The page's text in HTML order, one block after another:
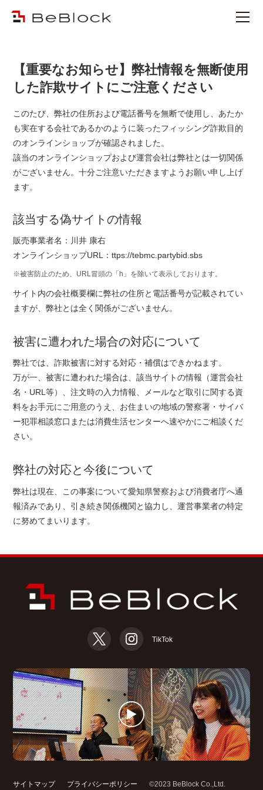
【重要なお知らせ】弊社情報を無断使用
した詐欺サイトにご注意ください
このたび、弊社の住所および電話番号を無断で使用し、あたか
も実在する会社であるかのように装ったフィッシング詐欺目的
のオンラインショップが確認されました。
該当のオンラインショップおよび運営会社は弊社とは一切関係
がございません。十分ご注意いただきますようお願い申し上げ
ます。
該当する偽サイトの情報
販売事業者名：川井 康右
オンラインショップURL：ttps://tebmc.partybid.sbs
※被害防止のため、URL冒頭の「h」を除いて表示しております。
サイト内の会社概要欄に弊社の住所と電話番号が記載されてい
ますが、弊社とは全く関係がございません。
被害に遭われた場合の対応について
弊社では、詐欺被害に対する対応・補償はできかねます。
万が一、被害に遭われた場合は、該当サイトの情報（運営会社
名・URL等）、注文時の入力情報、メールなど取引に関する資
料をお手元にご用意のうえ、お住まいの地域の警察署・サイバ
ー犯罪相談窓口または消費生活センターへ速やかにご相談くだ
さい。
弊社の対応と今後について
弊社は現在、この事案について愛知県警察および消費者庁へ通
報済みであり、引き続き関係機関と協力し、運営事業者の特定
に努めてまいります。
TikTok
サイトマップ プライバシーポリシー ©2023 BeBlock Co.,Ltd.